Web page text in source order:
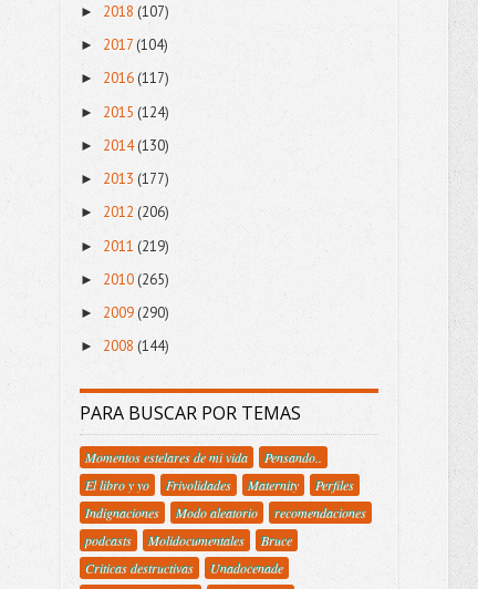
► 2018 (107)
► 2017(104)
► 2016 (117)
► 2015 (124)
► 2014(130)
► 2013 (177)
► 2012 (206)
► 2011 (219)
► 2010(265)
► 2009(290)
► 2008 (144)
PARA BUSCAR POR TEMAS
Momentos estelares de mi vida
Pensando..
El libro y yo
Frivolidades Maternity
Perfiles
Indignaciones
Modo aleatorio
recomendaciones
podcasts
Molidocumentales
Bruce
Criticas destructivas
Unadocenade